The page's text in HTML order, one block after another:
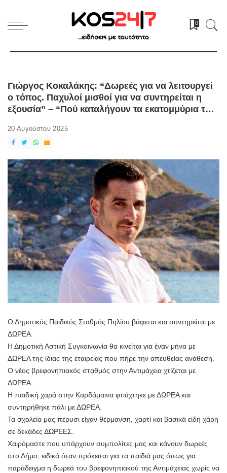
0
Γιώργος Κοκαλάκης: “Δωρεές για να λειτουργεί
ο τόπος. Παχυλοί μισθοί για να συντηρείται η
εξουσία” – “Πού καταλήγουν τα εκατομμύρια των
20 Αυγούστου 2025
Ο Δημοτικός Παιδικός Σταθμός Πηλίου βάφεται και συντηρείται με
ΔΩΡΕΑ.
Η Δημοτική Αστική Συγκοινωνία θα κινείται για έναν μήνα με
ΔΩΡΕΑ της ίδιας της εταιρείας που πήρε την απευθείας ανάθεση.
Ο νέος βρεφονηπιακός σταθμός στην Αντιμάχεια χτίζεται με
ΔΩΡΕΑ.
Η παιδική χαρά στην Καρδάμαινα φτιάχτηκε με ΔΩΡΕΑ και
συντηρήθηκε πάλι με ΔΩΡΕΑ.
Τα σχολεία μας πέρυσι είχαν θέρμανση, χαρτί και βασικά είδη χάρη
σε δεκάδες ΔΩΡΕΕΣ.
Χαιρόμαστε που υπάρχουν συμπολίτες μας και κάνουν δωρεές
στο Δήμο, ειδικά όταν πρόκειται για τα παιδιά μας όπως για
παράδειγμα η δωρεά του βρεφονηπιακού της Αντιμάχειας χωρίς να